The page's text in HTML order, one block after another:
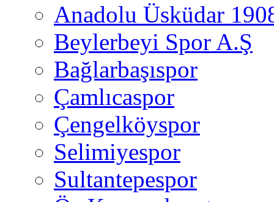
Anadolu Üsküdar
Beylerbeyi Spor A.Ş
Bağlarbaşıspor
Çamlıcaspor
Çengelköyspor
Selimiyespor
Sultantepespor